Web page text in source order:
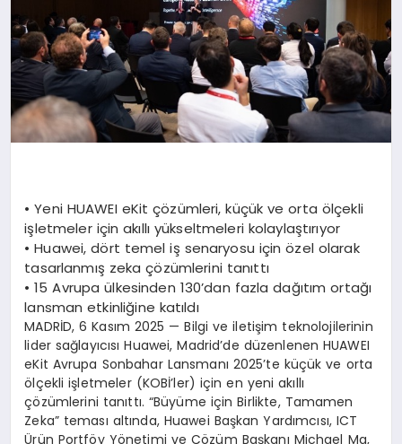
•Yeni HUAWEI eKit çözümleri, küçük ve orta ölçekli
işletmeler için akıllı yükseltmeleri kolaylaştırıyor
•Huawei, dört temel iş senaryosu için özel olarak
tasarlanmış zeka çözümlerini tanıttı
•15 Avrupa ülkesinden 130’dan fazla dağıtım ortağı
lansman etkinliğine katıldı
MADRİD, 6 Kasım 2025 — Bilgi ve iletişim teknolojilerinin
lider sağlayıcısı Huawei, Madrid’de düzenlenen HUAWEI
eKit Avrupa Sonbahar Lansmanı 2025’te küçük ve orta
ölçekli işletmeler (KOBİ’ler) için en yeni akıllı
çözümlerini tanıttı. “Büyüme için Birlikte, Tamamen
Zeka” teması altında, Huawei Başkan Yardımcısı, ICT
Ürün Portföy Yönetimi ve Çözüm Başkanı Michael Ma,